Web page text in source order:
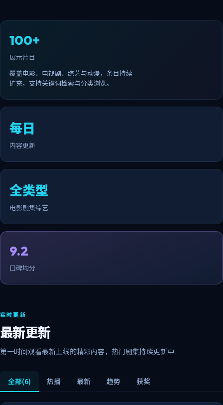
100+
展示片目
覆盖电影、电视剧、综艺与动漫，条目持续
扩充，支持关键词检索与分类浏览。
每日
内容更新
全类型
电影剧集综艺
9.2
口碑均分
实时更新
最新更新
第一时间观看最新上线的精彩内容，热门剧集持续更新中
全部(6) 热播 最新 趋势 获奖